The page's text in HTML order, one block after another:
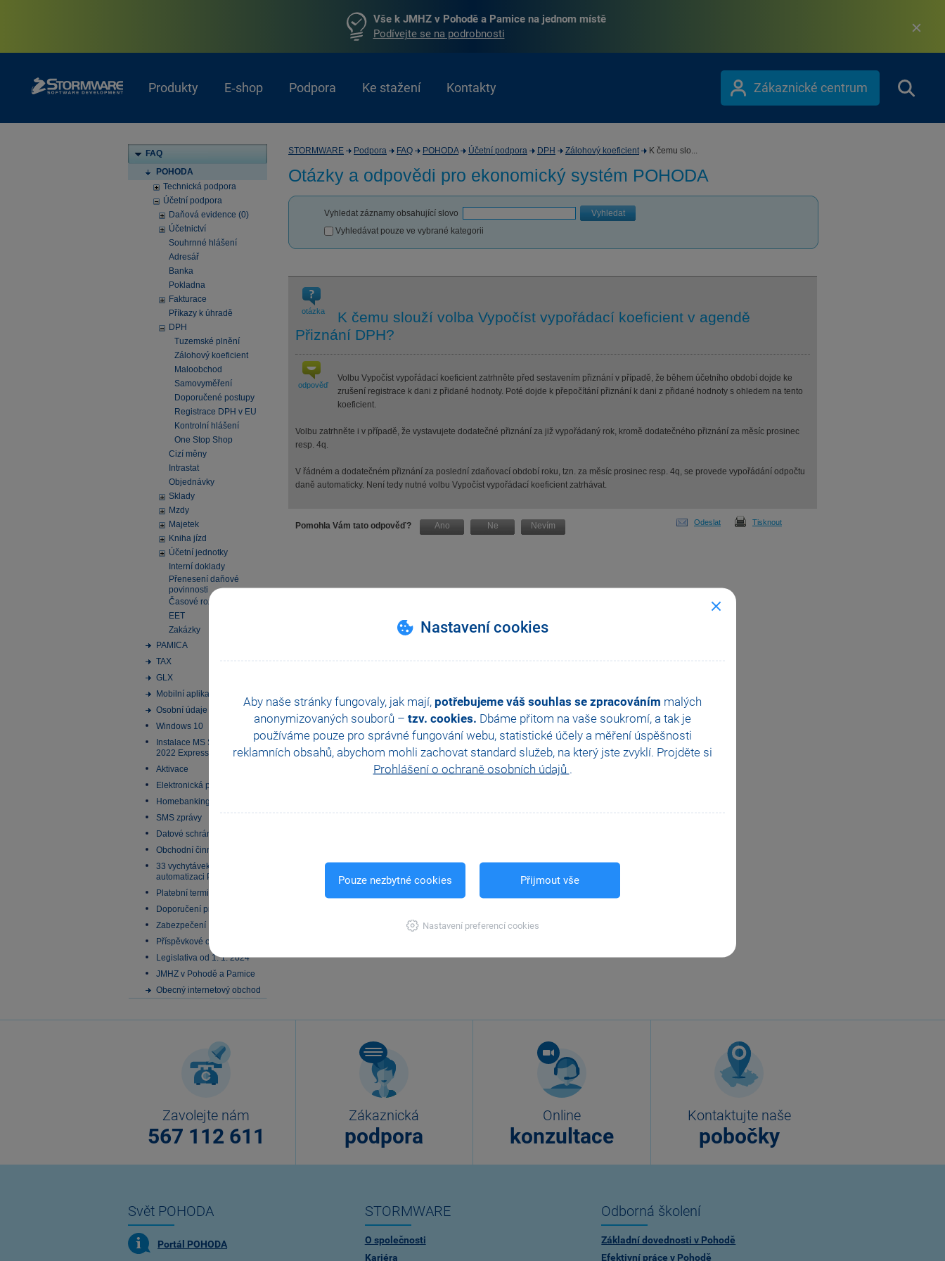
Nastavení cookies
Aby naše stránky fungovaly, jak mají, potřebujeme váš souhlas se zpracováním malých
anonymizovaných souborů – tzv. cookies. Dbáme přitom na vaše soukromí, a tak je
používáme pouze pro správné fungování webu, statistické účely a měření úspěšnosti
reklamních obsahů, abychom mohli zachovat standard služeb, na který jste zvyklí. Projděte si
Prohlášení o ochraně osobních údajů .
Pouze nezbytné cookies Přijmout vše
Nastavení preferencí cookies
Vše k JMHZ v Pohodě a Pamice na jednom místě
Podívejte se na podrobnosti
Produkty E‑shop Podpora Ke stažení Kontakty Zákaznické centrum
FAQ
POHODA
Technická podpora
Účetní podpora
Daňová evidence (0)
Účetnictví
Souhrnné hlášení
Adresář
Banka
Pokladna
Fakturace
Příkazy k úhradě
DPH
Tuzemské plnění
Zálohový koeficient
Maloobchod
Samovyměření
Doporučené postupy
Registrace DPH v EU
Kontrolní hlášení
One Stop Shop
Cizí měny
Intrastat
Objednávky
Sklady
Mzdy
Majetek
Kniha jízd
Účetní jednotky
Interní doklady
Přenesení daňové
povinnosti
Časové rozlišení
EET
Zakázky
PAMICA
TAX
GLX
Mobilní aplikace
Osobní údaje
Windows 10
Instalace MS SQL Server
2022 Express
Aktivace
Elektronická podání
Homebanking
SMS zprávy
Datové schránky
Obchodní činnost
33 vychytávek pro
automatizaci Pohody
Platební terminály
Doporučení pro zálohování
Zabezpečení
Příspěvkové organizace
Legislativa od 1. 1. 2024
JMHZ v Pohodě a Pamice
Obecný internetový obchod
STORMWARE Podpora FAQ POHODA Účetní podpora DPH Zálohový koeficient K čemu slo...
Otázky a odpovědi pro ekonomický systém POHODA
Vyhledat záznamy obsahující slovo
Vyhledat
Vyhledávat pouze ve vybrané kategorii
otázka
K čemu slouží volba Vypočíst vypořádací koeficient v agendě
Přiznání DPH?
odpověď
Volbu Vypočíst vypořádací koeficient zatrhněte před sestavením přiznání v případě, že během účetního období dojde ke
zrušení registrace k dani z přidané hodnoty. Poté dojde k přepočítání přiznání k dani z přidané hodnoty s ohledem na tento
koeficient.
Volbu zatrhněte i v případě, že vystavujete dodatečné přiznání za již vypořádaný rok, kromě dodatečného přiznání za měsíc prosinec
resp. 4q.
V řádném a dodatečném přiznání za poslední zdaňovací období roku, tzn. za měsíc prosinec resp. 4q, se provede vypořádání odpočtu
daně automaticky. Není tedy nutné volbu Vypočíst vypořádací koeficient zatrhávat.
Pomohla Vám tato odpověď? Ano Ne Nevím Odeslat Tisknout
Zavolejte nám
567 112 611
Zákaznická
podpora
Online
konzultace
Kontaktujte naše
pobočky
Svět POHODA
Portál POHODA
STORMWARE
O společnosti
Kariéra
Odborná školení
Základní dovednosti v Pohodě
Efektivní práce v Pohodě